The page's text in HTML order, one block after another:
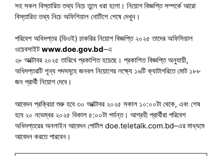
সহ সকল বিস্তারিত তথ্য নিচে তুলে ধরা হলো। নিয়োগ বিজ্ঞপ্তি সম্পর্কে আরো
বিস্তারিত তথ্য নিচে অফিশিয়াল নোটিশে শেষে দেখুন।
পরিবেশ অধিদপ্তর (ডিওই) চাকরির নিয়োগ বিজ্ঞপ্তি ২০২৫ তাদের অফিসিয়াল
ওয়েবসাইট www.doe.gov.bd–এ
২৮ অক্টোবর ২০২৫ তারিখে প্রকাশিত হয়েছে। প্রকাশিত বিজ্ঞপ্তি অনুযায়ী,
অধিদপ্তরটি শূন্য পদসমূহে জনবল নিয়োগের লক্ষ্যে ১৬টি ক্যাটাগরিতে মোট ১৮৮
জন প্রার্থী নিয়োগ দেবে।
আবেদন প্রক্রিয়া শুরু হবে ৩০ অক্টোবর ২০২৫ সকাল ১০:০০টা থেকে, এবং শেষ
হবে ২০ নভেম্বর ২০২৫ বিকাল ৫:০০টা পর্যন্ত। আগ্রহী প্রার্থীরা পরিবেশ
অধিদপ্তরের অনলাইন আবেদন পোর্টাল doe.teletalk.com.bd–এর মাধ্যমে
আবেদন করতে পারবেন।